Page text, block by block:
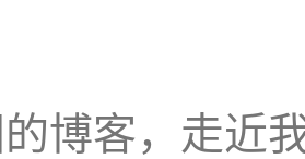
博客，走近